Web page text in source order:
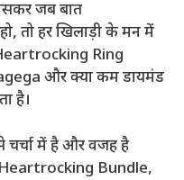
जब बात
तो हर खिलाड़ी के मन में
Ring
और क्या कम डायमंड
है।
में है और वजह है
Heartrocking Bundle,